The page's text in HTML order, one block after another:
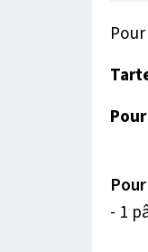
- 1